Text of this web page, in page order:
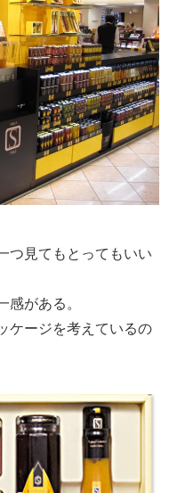
つ見てもとってもいい
がある。
ケージを考えているの